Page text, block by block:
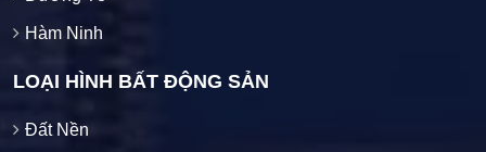
Hàm Ninh
LOẠI HÌNH BẤT ĐỘNG SẢN
Đất Nền